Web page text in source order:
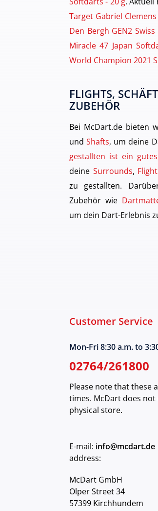
Target Gabriel
Den Bergh GEN2
Miracle 47 Japan
World Champion 2021
FLIGHTS,
ZUBEHÖR
Bei McDart.de bieten
undShafts, um deine
gestallten ist ein
deine Surrounds,
zu gestallten.
Zubehör wie
um dein Dart-Erlebnis
Customer Service
Mon-Fri 8:30 a.m. to
02764/261800
Please note that these
times. McDart does not
physical store.
E-mail: info@mcdart.de
address:
McDart GmbH
Olper Street 34
57399 Kirchhundem